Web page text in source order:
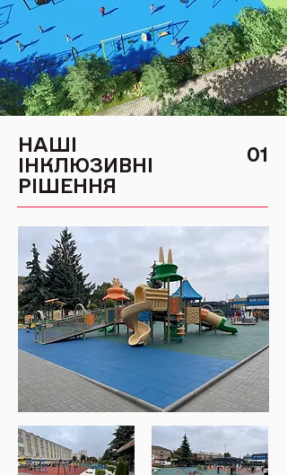
НАШІ
ІНКЛЮЗИВНІ
РІШЕННЯ
01